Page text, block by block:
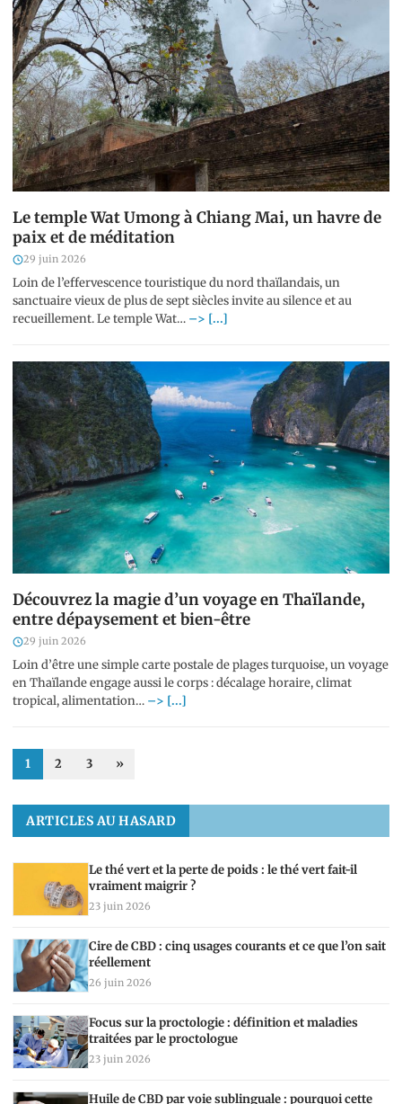
Le temple Wat Umong à Chiang Mai, un havre de
paix et de méditation
29 juin 2026
Loin de l’effervescence touristique du nord thaïlandais, un
sanctuaire vieux de plus de sept siècles invite au silence et au
recueillement. Le temple Wat… –> [...]
Découvrez la magie d’un voyage en Thaïlande,
entre dépaysement et bien-être
29 juin 2026
Loin d’être une simple carte postale de plages turquoise, un voyage
en Thaïlande engage aussi le corps : décalage horaire, climat
tropical, alimentation… –> [...]
1 2 3 »
ARTICLES AU HASARD
Le thé vert et la perte de poids : le thé vert fait-il
vraiment maigrir ?
23 juin 2026
Cire de CBD : cinq usages courants et ce que l’on sait
réellement
26 juin 2026
Focus sur la proctologie : définition et maladies
traitées par le proctologue
23 juin 2026
Huile de CBD par voie sublinguale : pourquoi cette